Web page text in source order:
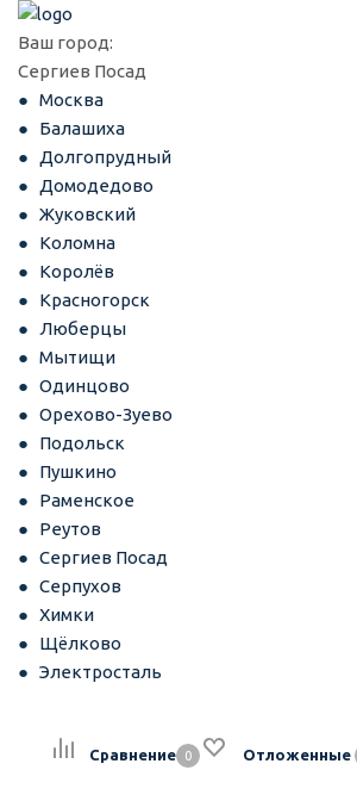
Ваш город:
Сергиев Посад
Москва
Балашиха
Долгопрудный
Домодедово
Жуковский
Коломна
Королёв
Красногорск
Люберцы
Мытищи
Одинцово
Орехово-Зуево
Подольск
Пушкино
Раменское
Реутов
Сергиев Посад
Серпухов
Химки
Щёлково
Электросталь
Сравнение 0 Отложенные